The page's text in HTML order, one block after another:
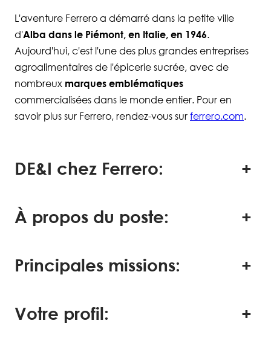
L'aventure Ferrero a démarré dans la petite ville
d'Alba dans le Piémont, en Italie, en 1946.
Aujourd'hui, c'est l'une des plus grandes entreprises
agroalimentaires de l'épicerie sucrée, avec de
nombreux marques emblématiques
commercialisées dans le monde entier. Pour en
savoir plus sur Ferrero, rendez-vous sur ferrero.com.
DE&I chez Ferrero:
À propos du poste:
Principales missions:
Votre profil: